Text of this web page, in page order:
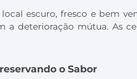
escuro, fresco e bem
a deterioração mútua. As
o Sabor